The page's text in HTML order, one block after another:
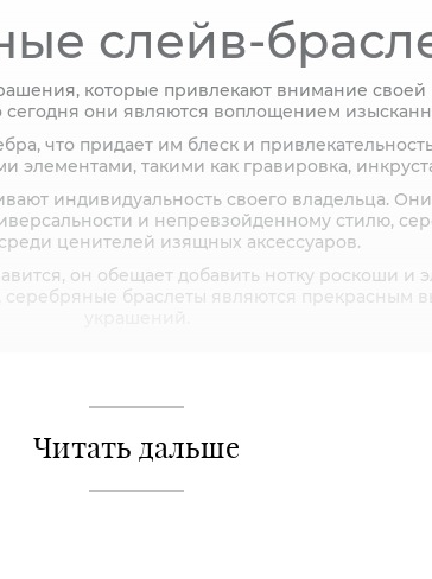
слейв-
которые привлекают внимание
сегодня они являются воплощением
что придает им блеск и
элементами, такими как гравировка,
индивидуальность своего владельца.
и непревзойденному стилю,
ценителей изящных аксессуаров.
он обещает добавить нотку роскоши и
браслеты являются прекрасным
Читать дальше